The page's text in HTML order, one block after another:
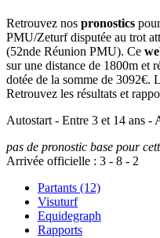
Retrouvez nos pronostics
PMU/Zeturf disputée au trot
(52nde Réunion PMU). Ce
sur une distance de 1800m et
dotée de la somme de 3092€.
Retrouvez les résultats et
Autostart - Entre 3 et 14 ans -
pas de pronostic base pour
Arrivée officielle : 3 - 8 - 2
Partants (12)
Visuturf
Equidegraph
Rapports